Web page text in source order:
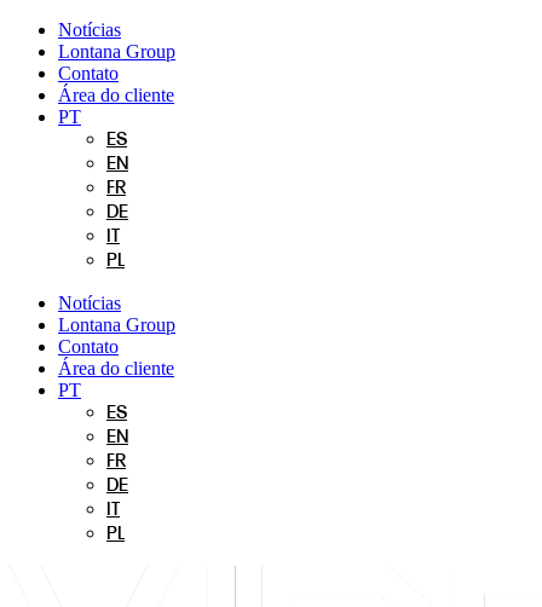
Pular
para
conteúdo
Notícias
Lontana Group
Contato
Área do cliente
PT
ES
EN
FR
DE
PL
Notícias
Lontana Group
Contato
Área do cliente
PT
ES
EN
FR
DE
PL